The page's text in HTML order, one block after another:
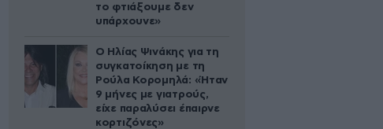
το φτιάξουμε δεν
υπάρχουνε»
Ο Ηλίας Ψινάκης για τη
συγκατοίκηση με τη
Ρούλα Κορομηλά: «Ήταν
9 μήνες με γιατρούς,
είχε παραλύσει έπαιρνε
κορτιζόνες»